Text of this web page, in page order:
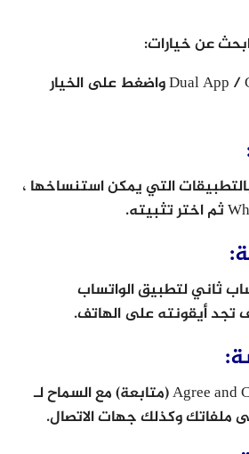
عن خيارات:
Dual App / Clone app / App Twin واضغط على الخيار
التي يمكن استنساخها ،
ثاني لتطبيق الواتساب
أيقونته على الهاتف.
انقر الآن على Agree and Continue (متابعة) مع السماح لـ